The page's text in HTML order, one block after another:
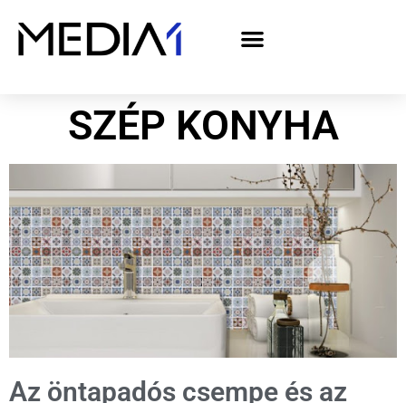
SZÉP KONYHA
Az öntapadós csempe és az